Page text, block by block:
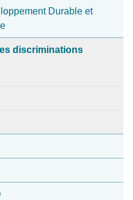
Durable et
discriminations